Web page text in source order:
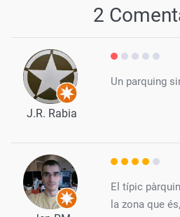
2
J.R. Rabia
Un parquing
El típic
la zona que